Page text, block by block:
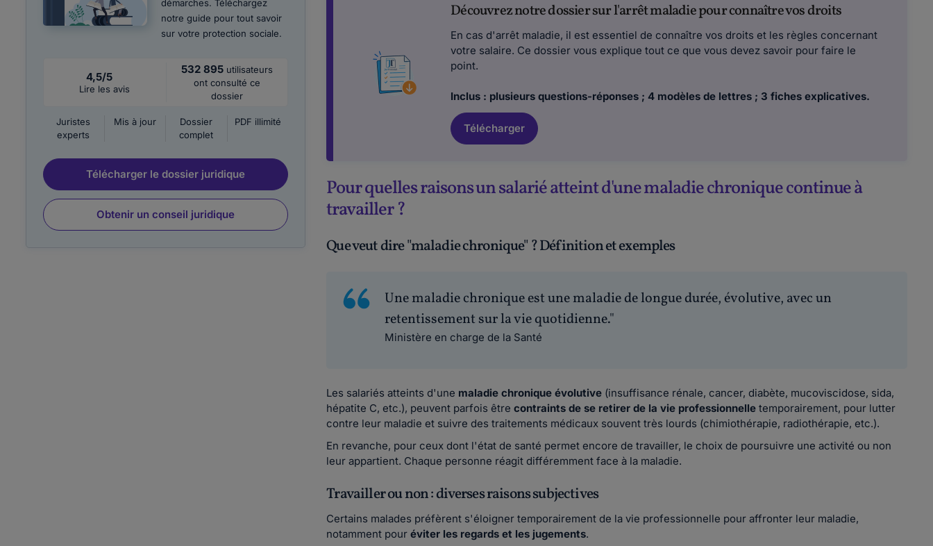
démarches. Téléchargez
notre guide pour tout savoir
sur votre protection sociale.
4,5/5
Lire les avis
532 895 utilisateurs
ont consulté ce
dossier
Juristes
experts
Mis à jour
Dossier
complet
PDF illimité
Télécharger le dossier juridique
Obtenir un conseil juridique
Découvrez notre dossier sur l'arrêt maladie pour connaître vos droits
En cas d'arrêt maladie, il est essentiel de connaître vos droits et les règles concernant
votre salaire. Ce dossier vous explique tout ce que vous devez savoir pour faire le
point.
Inclus : plusieurs questions-réponses ; 4 modèles de lettres ; 3 fiches explicatives.
Télécharger
Pour quelles raisons un salarié atteint d'une maladie chronique continue à
travailler ?
Que veut dire "maladie chronique" ? Définition et exemples
Une maladie chronique est une maladie de longue durée, évolutive, avec un
retentissement sur la vie quotidienne."
Ministère en charge de la Santé
Les salariés atteints d'une maladie chronique évolutive (insuffisance rénale, cancer, diabète, mucoviscidose, sida,
hépatite C, etc.), peuvent parfois êtrecontraints de se retirer de la vie professionnelle temporairement, pour lutter
contre leur maladie et suivre des traitements médicaux souvent très lourds (chimiothérapie, radiothérapie, etc.).
En revanche, pour ceux dont l'état de santé permet encore de travailler, le choix de poursuivre une activité ou non
leur appartient. Chaque personne réagit différemment face à la maladie.
Travailler ou non : diverses raisons subjectives
Certains malades préfèrent s'éloigner temporairement de la vie professionnelle pour affronter leur maladie,
notamment pouréviter les regards et les jugements.